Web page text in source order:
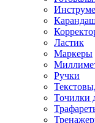
Ластик
Маркеры
Ручки
Точилки